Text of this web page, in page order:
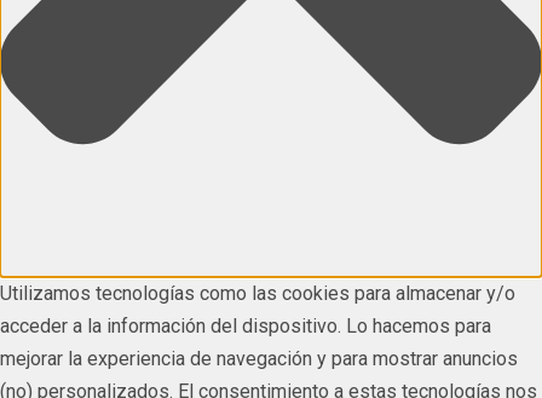
Utilizamos tecnologías como las cookies para almacenar y/o
acceder a la información del dispositivo. Lo hacemos para
mejorar la experiencia de navegación y para mostrar anuncios
(no) personalizados. El consentimiento a estas tecnologías nos